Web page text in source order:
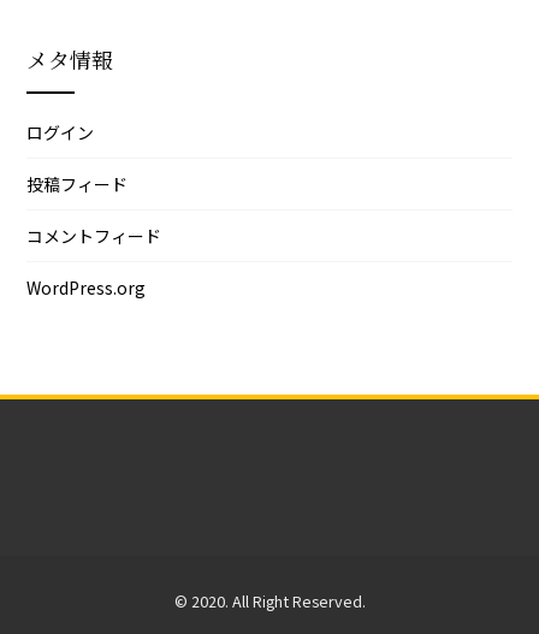
メタ情報
ログイン
投稿フィード
コメントフィード
WordPress.org
© 2020. All Right Reserved.